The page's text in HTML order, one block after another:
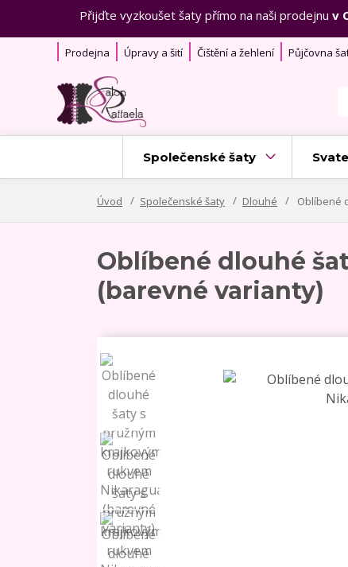
Přijďte vyzkoušet šaty přímo na naši prodejnu v
Prodejna Úpravy a šití Čištění a žehlení Půjčovna
Společenské šaty
Úvod Společenské šaty Dlouhé Oblíbené
Oblíbené dlouhé
(barevné varianty)